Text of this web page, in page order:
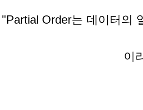
"Partial Order는 데이터의
이